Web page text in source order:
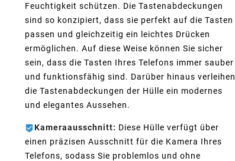
Feuchtigkeit schützen. Die Tastenabdeckungen
sind so konzipiert, dass sie perfekt auf die Tasten
passen und gleichzeitig ein leichtes Drücken
ermöglichen. Auf diese Weise können Sie sicher
sein, dass die Tasten Ihres Telefons immer sauber
und funktionsfähig sind. Darüber hinaus verleihen
die Tastenabdeckungen der Hülle ein modernes
und elegantes Aussehen.
Kameraausschnitt: Diese Hülle verfügt über
einen präzisen Ausschnitt für die Kamera Ihres
Telefons, sodass Sie problemlos und ohne